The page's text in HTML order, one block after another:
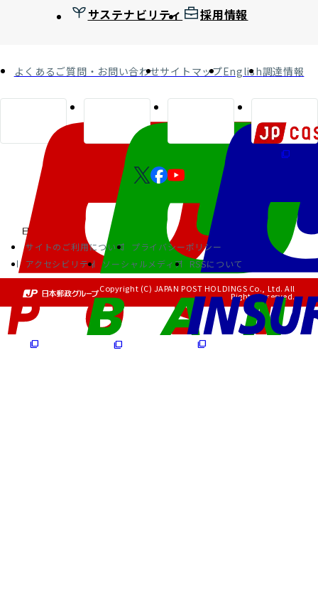
サステナビリティ 採用情報
よくあるご質問・お問い合わせサイトマップEnglish調達情報
サイトのご利用について
プライバシーポリシー
アクセシビリティ
ソーシャルメディア RSSについて
Copyright (C) JAPAN POST HOLDINGS Co., Ltd. All
Rights Reserved.